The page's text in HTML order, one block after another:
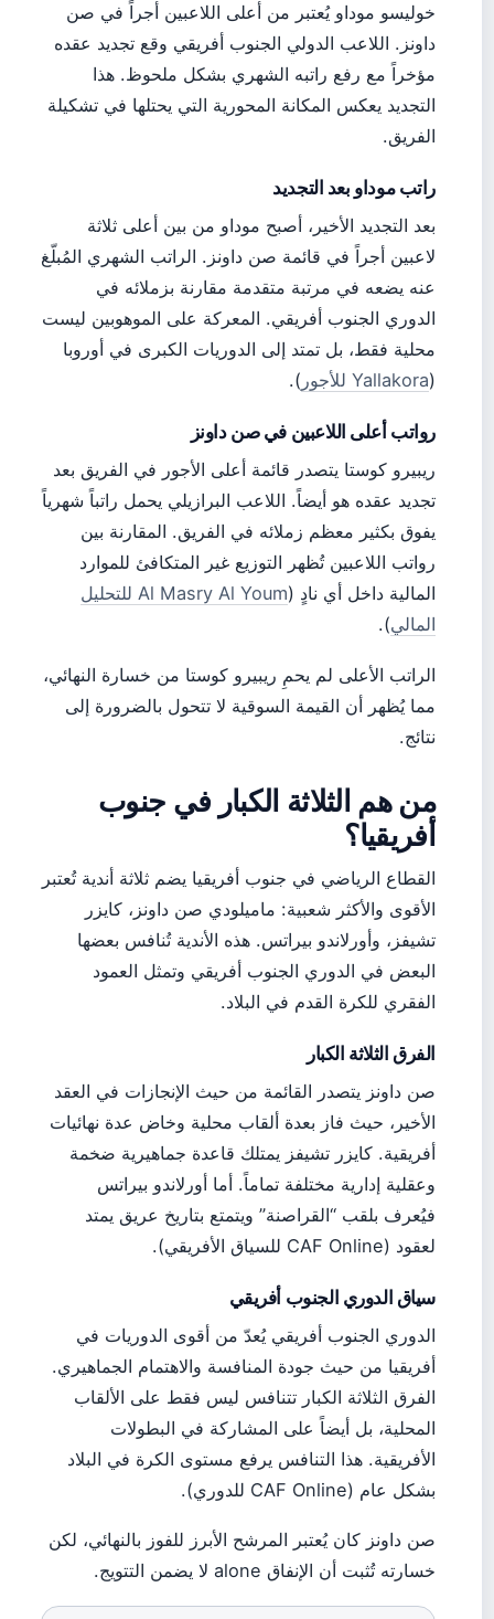
خوليسو موداو يُعتبر من أعلى اللاعبين أجراً في صن
داونز. اللاعب الدولي الجنوب أفريقي وقع تجديد عقده
مؤخراً مع رفع راتبه الشهري بشكل ملحوظ. هذا
التجديد يعكس المكانة المحورية التي يحتلها في تشكيلة
الفريق.
راتب موداو بعد التجديد
بعد التجديد الأخير، أصبح موداو من بين أعلى ثلاثة
لاعبين أجراً في قائمة صن داونز. الراتب الشهري المُبلّغ
عنه يضعه في مرتبة متقدمة مقارنة بزملائه في
الدوري الجنوب أفريقي. المعركة على الموهوبين ليست
محلية فقط، بل تمتد إلى الدوريات الكبرى في أوروبا
Yallakora للأجور ).
رواتب أعلى اللاعبين في صن داونز
ريبيرو كوستا يتصدر قائمة أعلى الأجور في الفريق بعد
تجديد عقده هو أيضاً. اللاعب البرازيلي يحمل راتباً شهرياً
يفوق بكثير معظم زملائه في الفريق. المقارنة بين
رواتب اللاعبين تُظهر التوزيع غير المتكافئ للموارد
المالية داخل أي نادٍ (
Al Masry Al Youm للتحليل
المالي ).
الراتب الأعلى لم يحمِ ريبيرو كوستا من خسارة النهائي،
مما يُظهر أن القيمة السوقية لا تتحول بالضرورة إلى
نتائج.
من هم الثلاثة الكبار في جنوب
أفريقيا؟
القطاع الرياضي في جنوب أفريقيا يضم ثلاثة أندية تُعتبر
الأقوى والأكثر شعبية: ماميلودي صن داونز، كايزر
تشيفز، وأورلاندو بيراتس. هذه الأندية تُنافس بعضها
البعض في الدوري الجنوب أفريقي وتمثل العمود
الفقري للكرة القدم في البلاد.
الفرق الثلاثة الكبار
صن داونز يتصدر القائمة من حيث الإنجازات في العقد
الأخير، حيث فاز بعدة ألقاب محلية وخاض عدة نهائيات
أفريقية. كايزر تشيفز يمتلك قاعدة جماهيرية ضخمة
وعقلية إدارية مختلفة تماماً. أما أورلاندو بيراتس
فيُعرف بلقب “القراصنة” ويتمتع بتاريخ عريق يمتد
لعقود (CAF Online للسياق الأفريقي).
سياق الدوري الجنوب أفريقي
الدوري الجنوب أفريقي يُعدّ من أقوى الدوريات في
أفريقيا من حيث جودة المنافسة والاهتمام الجماهيري.
الفرق الثلاثة الكبار تتنافس ليس فقط على الألقاب
المحلية، بل أيضاً على المشاركة في البطولات
الأفريقية. هذا التنافس يرفع مستوى الكرة في البلاد
بشكل عام (CAF Online للدوري).
صن داونز كان يُعتبر المرشح الأبرز للفوز بالنهائي، لكن
خسارته تُثبت أن الإنفاق alone لا يضمن التتويج.